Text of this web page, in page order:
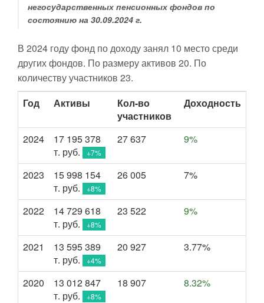
негосударственных пенсионных фондов по
состоянию на 30.09.2024 г.
В 2024 году фонд по доходу занял 10 место среди
других фондов. По размеру активов 20. По
количеству участников 23.
Год
Активы
Кол-во
участников
Доходность
2024
17 195 378
т. руб.
+7%
27 637 9%
2023
15 998 154
т. руб.
+8%
26 005 7%
2022
14 729 618
т. руб.
+8%
23 522 9%
2021
13 595 389
т. руб.
+4%
20 927 3.77%
2020
13 012 847
т. руб.
+8%
18 907 8.32%